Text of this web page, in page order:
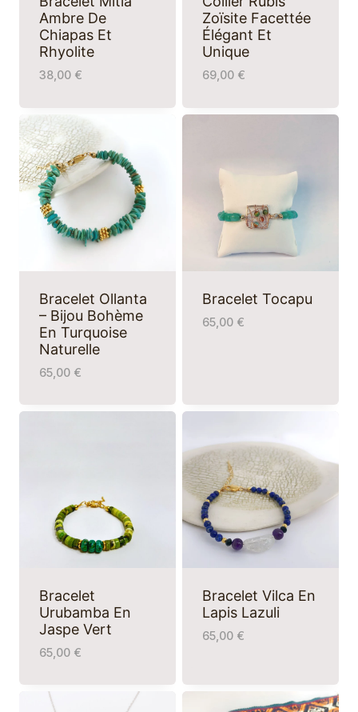
Ambre De
Chiapas Et
Rhyolite
38,00 €
Zoïsite Facettée
Élégant Et
Unique
69,00 €
Bracelet Ollanta
– Bijou Bohème
En Turquoise
Naturelle
65,00 €
Bracelet Tocapu
65,00 €
Bracelet
Urubamba En
Jaspe Vert
65,00 €
Bracelet Vilca En
Lapis Lazuli
65,00 €